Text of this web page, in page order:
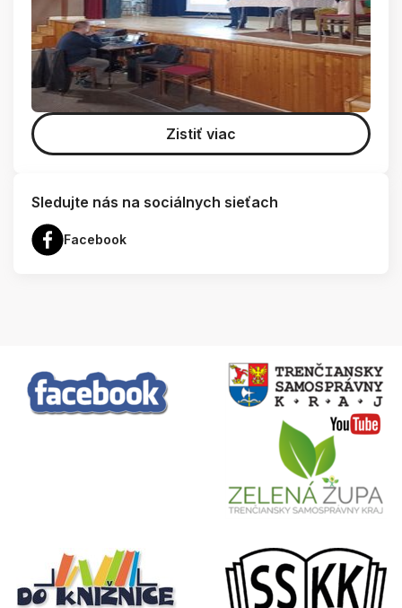
Zistiť viac
Sledujte nás na sociálnych sieťach
Facebook